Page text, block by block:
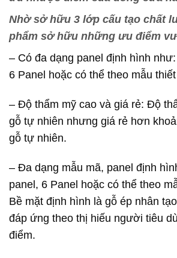
Nhờ sở hữu 3 lớp cấu tạo chất
phẩm sở hữu những ưu điểm
– Có đa dạng panel định hình
6 Panel hoặc có thể theo mẫu
– Độ thẩm mỹ cao và giá rẻ: Độ
gỗ tự nhiên nhưng giá rẻ hơn
gỗ tự nhiên.
– Đa dạng mẫu mã, panel định
panel, 6 Panel hoặc có thể theo
Bề mặt định hình là gỗ ép nhân
đáp ứng theo thị hiếu người tiêu
điểm.